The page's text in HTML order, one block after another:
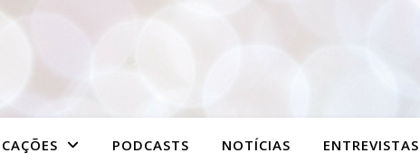
PODCASTS NOTÍCIAS ENTREVISTAS